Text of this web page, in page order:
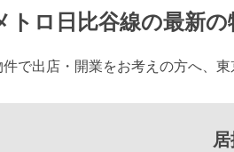
トロ日比谷線の最新の
件で出店・開業をお考えの方へ、